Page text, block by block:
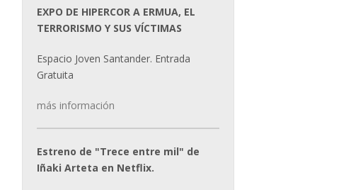
EXPO DE HIPERCOR A ERMUA, EL
TERRORISMO Y SUS VÍCTIMAS
Espacio Joven Santander. Entrada
Gratuita
más información
Estreno de "Trece entre mil" de
Iñaki Arteta en Netflix.